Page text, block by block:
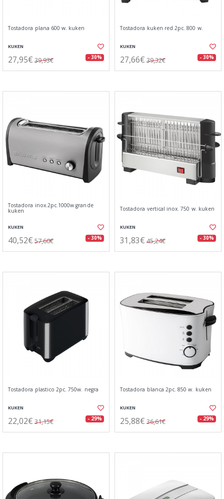
Tostadora plana 600 w. kuken
KUKEN
27,95€ 39,93€ - 30%
Tostadora kuken red 2pc. 800 w.
KUKEN
27,66€ 39,32€ - 30%
Tostadora inox.2pc.1000w.grande
kuken
KUKEN
40,52€ 57,60€ - 30%
Tostadora vertical inox. 750 w. kuken
KUKEN
31,83€ 45,24€ - 30%
Tostadora plastico 2pc. 750w. negra
KUKEN
22,02€ 31,15€ - 29%
Tostadora blanca 2pc. 850 w. kuken
KUKEN
25,88€ 36,61€ - 29%